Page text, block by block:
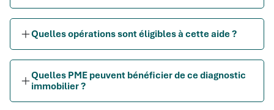
Quelles opérations sont éligibles à cette aide ?
Quelles PME peuvent bénéficier de ce diagnostic
immobilier ?